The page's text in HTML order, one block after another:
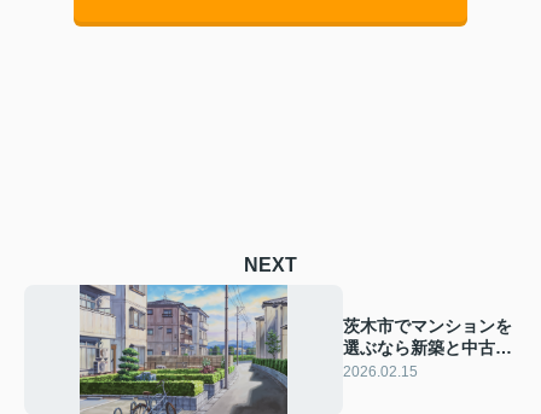
NEXT
茨木市でマンションを
選ぶなら新築と中古ど
ちらが良い？失敗しな
2026.02.15